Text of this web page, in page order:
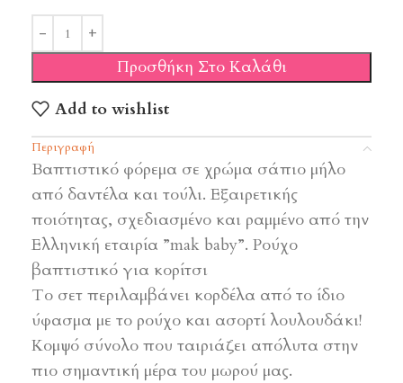
Προσθήκη Στο Καλάθι
Add to wishlist
Περιγραφή
Βαπτιστικό φόρεμα σε χρώμα σάπιο μήλο
από δαντέλα και τούλι. Εξαιρετικής
ποιότητας, σχεδιασμένο και ραμμένο από την
Ελληνική εταιρία ”mak baby”. Ρούχο
βαπτιστικό για κορίτσι
Το σετ περιλαμβάνει κορδέλα από το ίδιο
ύφασμα με το ρούχο και ασορτί λουλουδάκι!
Κομψό σύνολο που ταιριάζει απόλυτα στην
πιο σημαντική μέρα του μωρού μας.